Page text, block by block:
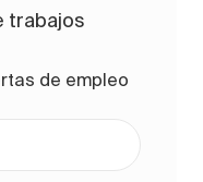
trabajos
de empleo
electrónico